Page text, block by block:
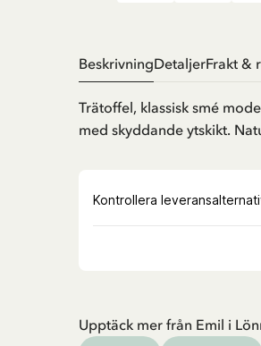
BeskrivningDetaljerFrakt &
Trätoffel, klassisk smé
med skyddande ytskikt.
Upptäck mer från Emil i